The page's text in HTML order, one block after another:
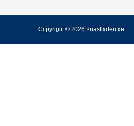
Copyright © 2026 Knastladen.de